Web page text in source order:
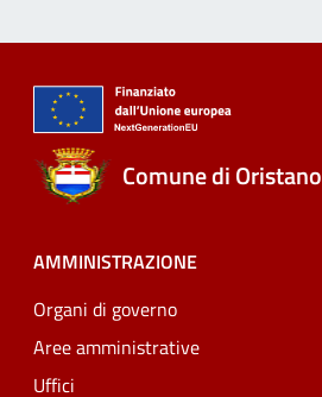
Comune di Oristano
AMMINISTRAZIONE
Organi di governo
Aree amministrative
Uffici